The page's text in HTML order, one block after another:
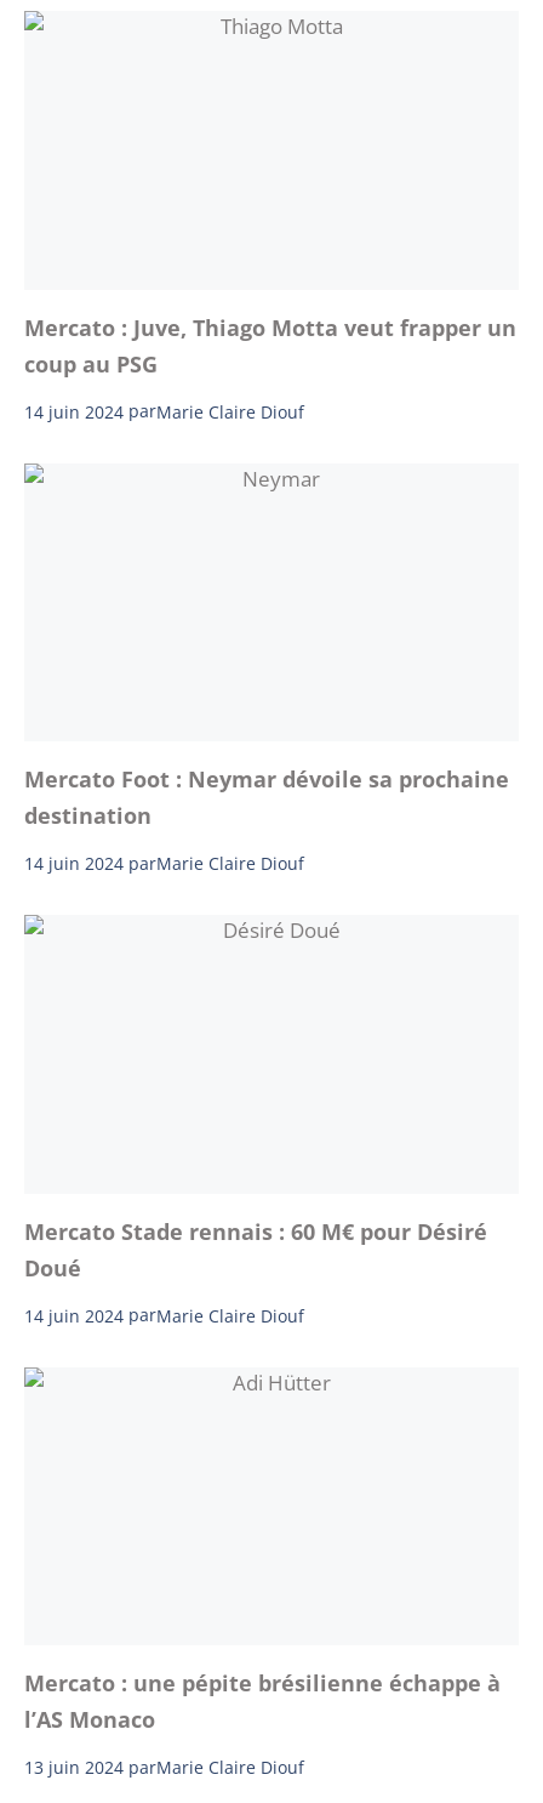
Mercato : Juve, Thiago Motta veut frapper un
coup au PSG
14 juin 2024 parMarie Claire Diouf
Mercato Foot : Neymar dévoile sa prochaine
destination
14 juin 2024 parMarie Claire Diouf
Mercato Stade rennais : 60 M€ pour Désiré
Doué
14 juin 2024 parMarie Claire Diouf
Mercato : une pépite brésilienne échappe à
l’AS Monaco
13 juin 2024 parMarie Claire Diouf